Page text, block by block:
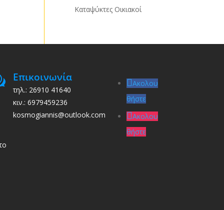
Καταψύκτες Οικιακοί
Επικοινωνία
τηλ.: 26910 41640
κιν.: 6979459236
kosmogiannis@outlook.com
Ακολου
θήστε
Ακολου
θήστε